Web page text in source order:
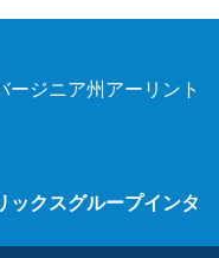
ージニア州アーリント
ックスグループインタ